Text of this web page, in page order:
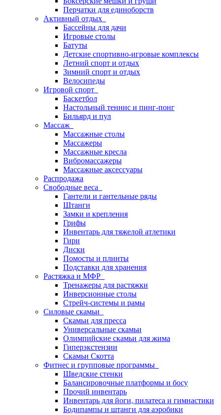
Перчатки для единоборств
Активный отдых
Бассейны для дачи
Игровые столы
Батуты
Детские спортивно-игровые комплексы
Летний спорт и отдых
Зимний спорт и отдых
Велосипеды
Игровой спорт
Баскетбол
Настольный теннис и пинг-понг
Бильярд и пул
Массаж
Массажные столы
Массажеры
Массажные кресла
Вибромассажеры
Массажные аксессуары
Распродажа
Свободные веса
Гантели и гантельные ряды
Штанги
Замки и крепления
Грифы
Инвентарь для тяжелой атлетики
Гири
Диски
Помосты и плинты
Подставки для хранения
Растяжка и МФР
Тренажеры для растяжки
Инверсионные столы
Стрейч-системы и рамы
Силовые скамьи
Скамьи для пресса
Универсальные скамьи
Олимпийские скамьи для жима
Гиперэкстензии
Скамьи Скотта
Фитнес и групповые программы
Шведские стенки
Балансировочные платформы и босу
Прочий инвентарь
Инвентарь для йоги, пилатеса и гимнастики
Бодипампы и штанги для аэробики